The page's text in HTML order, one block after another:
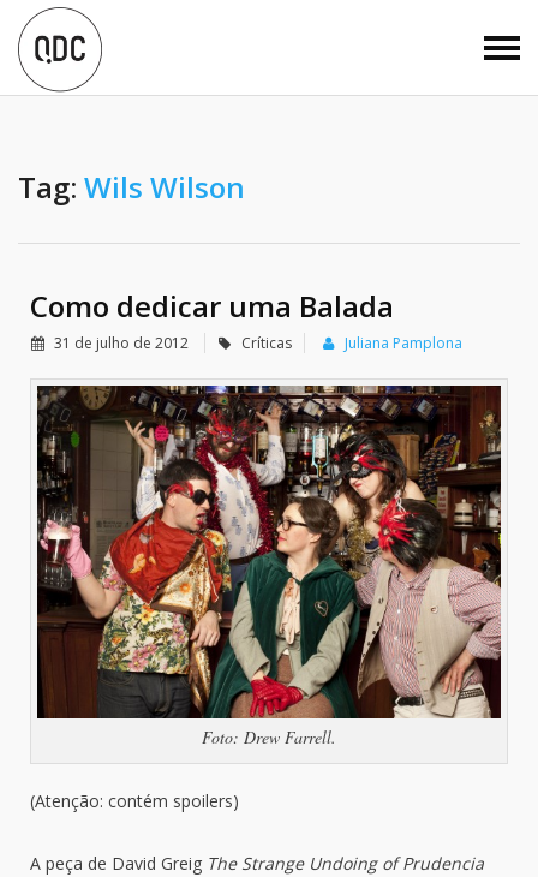
Tag: Wils Wilson
Como dedicar uma Balada
31 de julho de 2012 Críticas Juliana Pamplona
Foto: Drew Farrell.
(Atenção: contém spoilers)
A peça de David Greig The Strange Undoing of Prudencia